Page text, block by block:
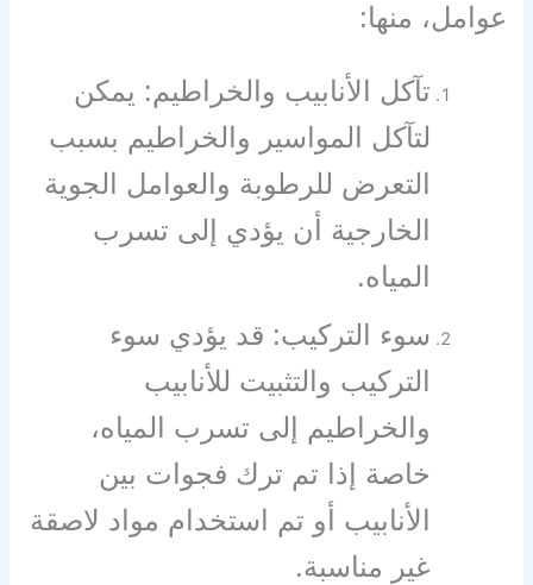
عوامل، منها:
تآكل الأنابيب والخراطيم: يمكن
لتآكل المواسير والخراطيم بسبب
التعرض للرطوبة والعوامل الجوية
الخارجية أن يؤدي إلى تسرب
المياه.
سوء التركيب: قد يؤدي سوء
التركيب والتثبيت للأنابيب
والخراطيم إلى تسرب المياه،
خاصة إذا تم ترك فجوات بين
الأنابيب أو تم استخدام مواد لاصقة
غير مناسبة.